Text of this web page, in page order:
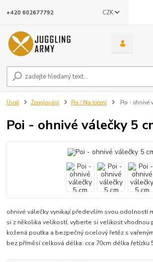
CZK
+420 602677792
Úvod Žonglování Poi / Na točení Poi - ohnivé
Poi - ohnivé válečky 5
ohnivé válečky vynikají především svou odolností
si z několika velikostí, vyberte si velikost vhodnou
kožená poutka a bezpečný ocelový řetěz s
bez příměsí celková délka: cca 70cm délka řetízku